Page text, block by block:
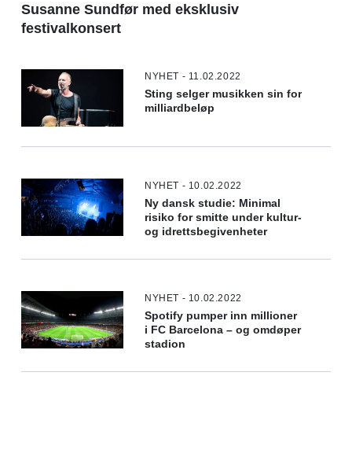
Susanne Sundfør med eksklusiv
festivalkonsert
NYHET - 11.02.2022
Sting selger musikken sin for
milliardbeløp
NYHET - 10.02.2022
Ny dansk studie: Minimal
risiko for smitte under kultur-
og idrettsbegivenheter
NYHET - 10.02.2022
Spotify pumper inn millioner
i FC Barcelona – og omdøper
stadion